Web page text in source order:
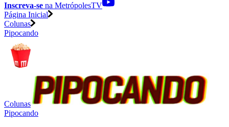
Inscreva-se na MetrópolesTV
Página Inicial
Colunas
Pipocando
Colunas
Pipocando